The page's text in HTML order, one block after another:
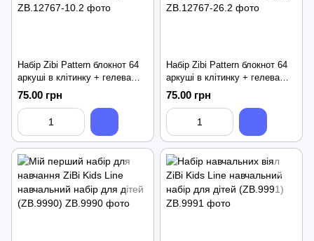
Набір Zibi Pattern блокнот 64
аркуші в клітинку + гелева
ручка Пиши-Стирай Hearts
(ZB.12767-10.2)
75.00 грн
Набір Zibi Pattern блокнот 64
аркуші в клітинку + гелева
ручка Пиши-Стирай Соняшник
(ZB.12767-26.2)
75.00 грн